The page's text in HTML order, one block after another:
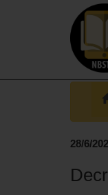
28/6/